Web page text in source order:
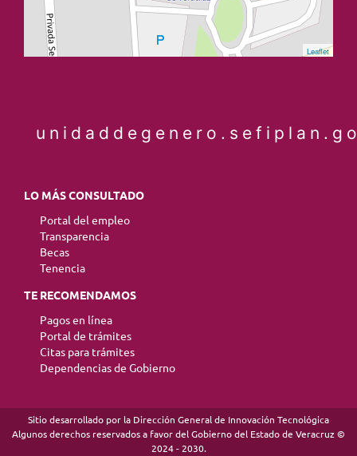
Leaflet
LO MÁS CONSULTADO
Portal del empleo
Transparencia
Becas
Tenencia
TE RECOMENDAMOS
Pagos en línea
Portal de trámites
Citas para trámites
Dependencias de Gobierno
Sitio desarrollado por la Dirección General de Innovación Tecnológica
Algunos derechos reservados a favor del Gobierno del Estado de Veracruz ©
2024 - 2030.